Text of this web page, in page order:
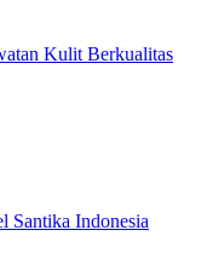
Kulit Berkualitas
Santika Indonesia